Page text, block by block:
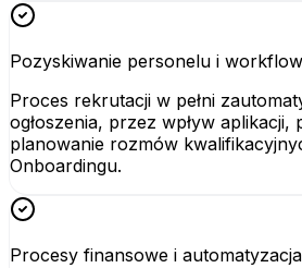
Pozyskiwanie personelu i
Proces rekrutacji w pełni
ogłoszenia, przez wpływ aplikacji,
planowanie rozmów
Onboardingu.
Procesy finansowe i